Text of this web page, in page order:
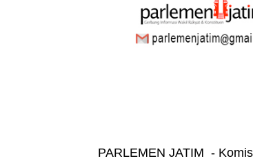
PARLEMEN JATIM -